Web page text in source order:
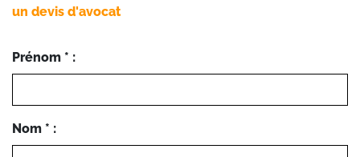
un devis d'avocat
Prénom * :
Nom * :